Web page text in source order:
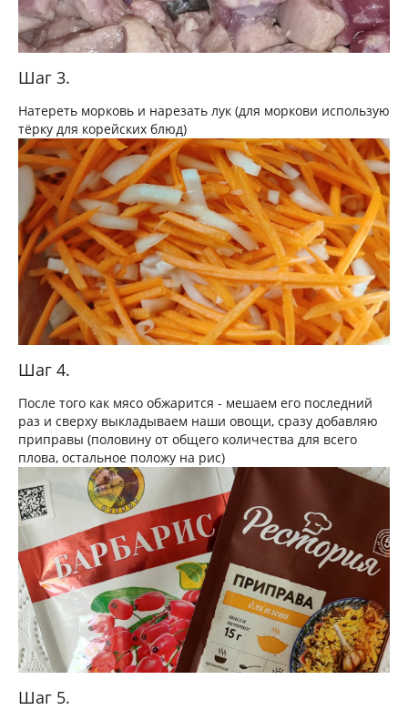
Шаг 3.
Натереть морковь и нарезать лук (для моркови использую
тёрку для корейских блюд)
Шаг 4.
После того как мясо обжарится - мешаем его последний
раз и сверху выкладываем наши овощи, сразу добавляю
приправы (половину от общего количества для всего
плова, остальное положу на рис)
Шаг 5.